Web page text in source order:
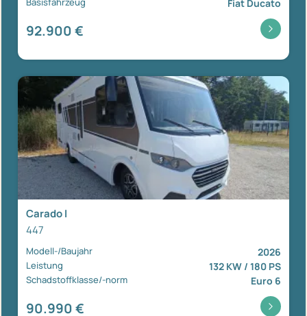
Fiat Ducato
92.900 €
Carado I
447
Modell-/Baujahr 2026
Leistung 132 KW / 180 PS
Schadstoffklasse/-norm Euro 6
90.990 €